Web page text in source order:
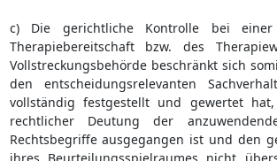
c) Die gerichtliche Kontrolle bei
Therapiebereitschaft bzw. des
Vollstreckungsbehörde beschränkt sich
den entscheidungsrelevanten
vollständig festgestellt und gewertet
rechtlicher Deutung der
Rechtsbegriffe ausgegangen ist und den
ihres Beurteilungsspielraumes nicht